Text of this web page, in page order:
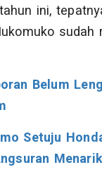
ini,
sudah
Belum
Setuju
Menarik